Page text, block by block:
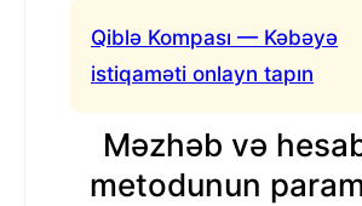
Qiblə Kompası — Kəbəyə
istiqaməti onlayn tapın
Məzhəb və
metodunun